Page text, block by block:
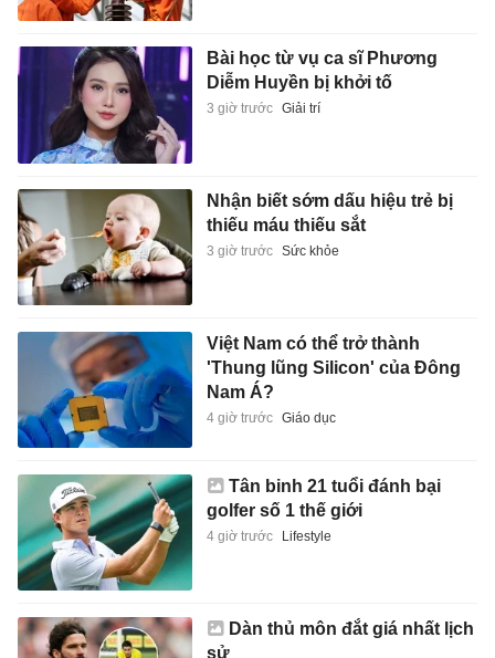
Bài học từ vụ ca sĩ Phương
Diễm Huyền bị khởi tố
3 giờ trước Giải trí
Nhận biết sớm dấu hiệu trẻ bị
thiếu máu thiếu sắt
3 giờ trước Sức khỏe
Việt Nam có thể trở thành
'Thung lũng Silicon' của Đông
Nam Á?
4 giờ trước Giáo dục
Tân binh 21 tuổi đánh bại
golfer số 1 thế giới
4 giờ trước Lifestyle
Dàn thủ môn đắt giá nhất lịch
sử